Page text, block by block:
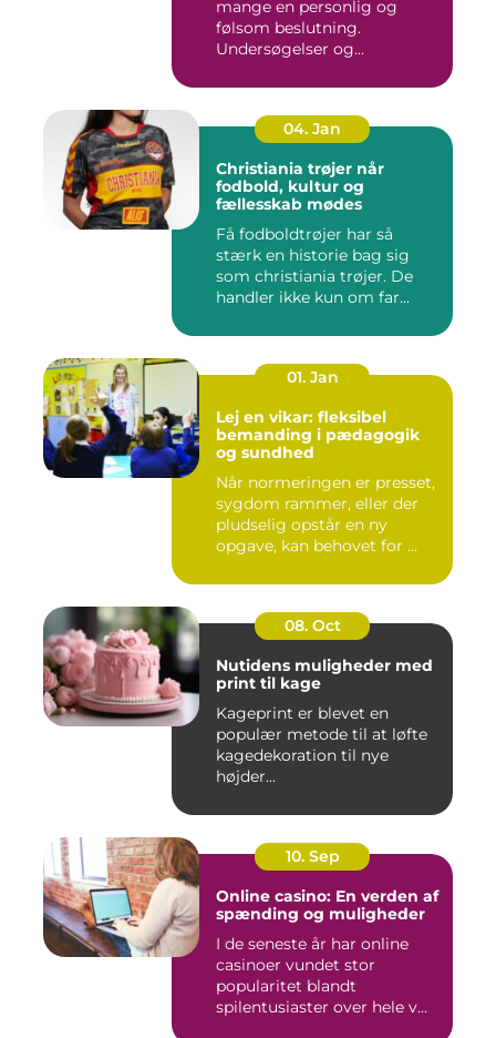
mange en personlig og
følsom beslutning.
Undersøgelser og
04. Jan
Christiania trøjer når
fodbold, kultur og
fællesskab mødes
Få fodboldtrøjer har så
stærk en historie bag sig
som christiania trøjer. De
handler ikke kun om far...
01. Jan
Lej en vikar: fleksibel
bemanding i pædagogik
og sundhed
Når normeringen er presset,
sygdom rammer, eller der
pludselig opstår en ny
opgave, kan behovet for ...
08. Oct
Nutidens muligheder med
print til kage
Kageprint er blevet en
populær metode til at løfte
kagedekoration til nye
højder...
10. Sep
Online casino: En verden af
spænding og muligheder
I de seneste år har online
casinoer vundet stor
popularitet blandt
spilentusiaster over hele v...